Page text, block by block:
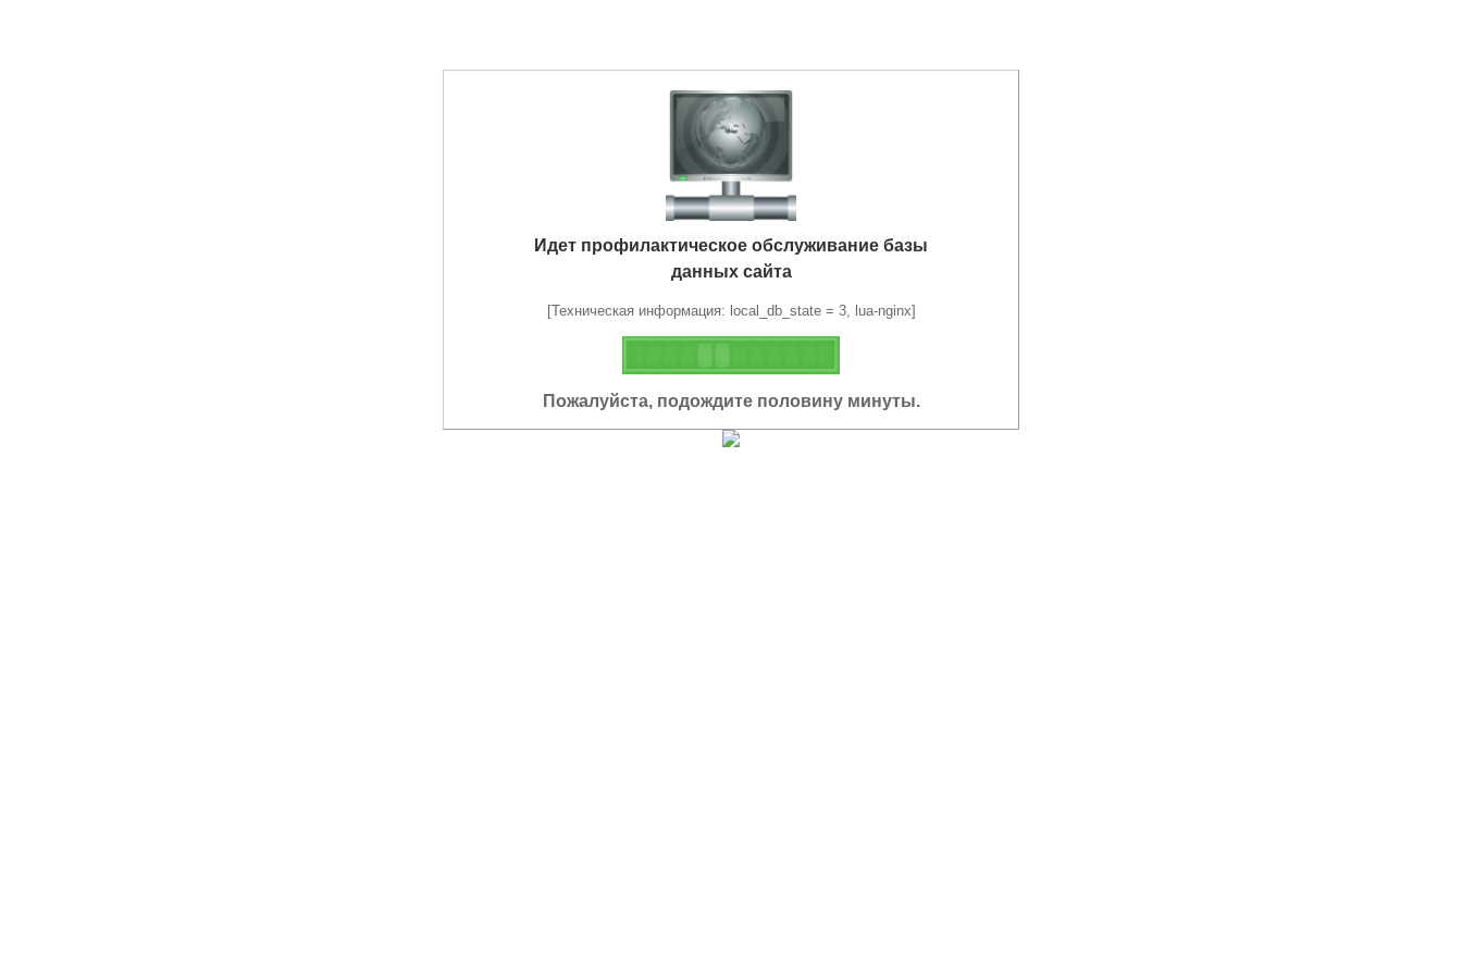
Идет профилактическое обслуживание базы
данных сайта
[Техническая информация: local_db_state = 3, lua-nginx]
Пожалуйста, подождите половину минуты.